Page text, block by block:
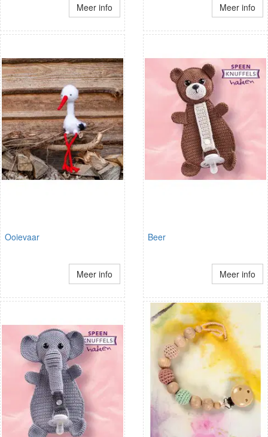
Meer info Meer info
Ooievaar
Meer info
Beer
Meer info